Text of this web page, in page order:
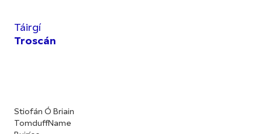
Táirgí
Troscán
Stiofán Ó Briain
TomduffName